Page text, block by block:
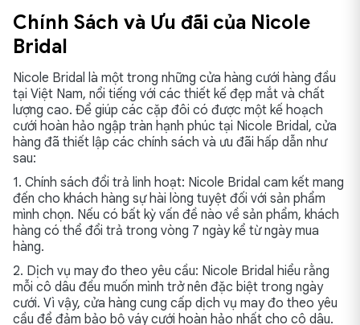
Chính Sách và Ưu đãi của Nicole
Bridal
Nicole Bridal là một trong những cửa hàng cưới hàng đầu
tại Việt Nam, nổi tiếng với các thiết kế đẹp mắt và chất
lượng cao. Để giúp các cặp đôi có được một kế hoạch
cưới hoàn hảo ngập tràn hạnh phúc tại Nicole Bridal, cửa
hàng đã thiết lập các chính sách và ưu đãi hấp dẫn như
sau:
1. Chính sách đổi trả linh hoạt: Nicole Bridal cam kết mang
đến cho khách hàng sự hài lòng tuyệt đối với sản phẩm
mình chọn. Nếu có bất kỳ vấn đề nào về sản phẩm, khách
hàng có thể đổi trả trong vòng 7 ngày kể từ ngày mua
hàng.
2. Dịch vụ may đo theo yêu cầu: Nicole Bridal hiểu rằng
mỗi cô dâu đều muốn mình trở nên đặc biệt trong ngày
cưới. Vì vậy, cửa hàng cung cấp dịch vụ may đo theo yêu
cầu để đảm bảo bộ váy cưới hoàn hảo nhất cho cô dâu.